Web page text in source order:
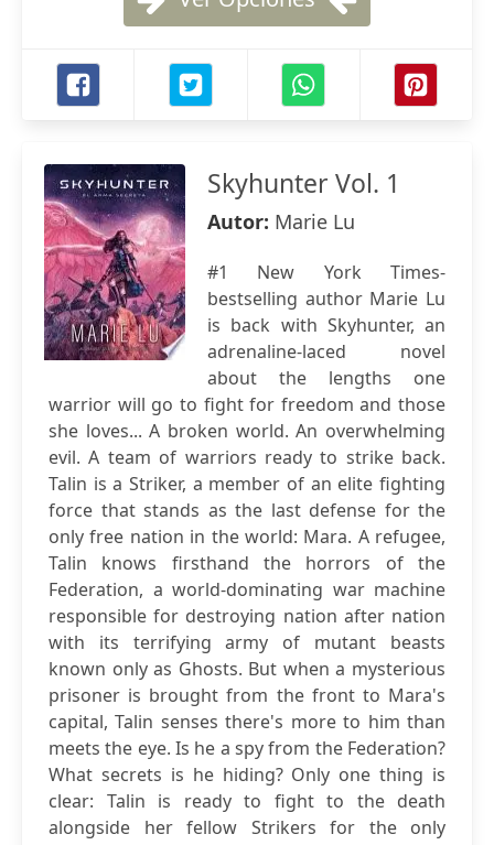
Skyhunter Vol. 1
Autor: Marie Lu
#1 New York Times-
bestselling author Marie Lu
is back with Skyhunter, an
adrenaline-laced novel
about the lengths one
warrior will go to fight for freedom and those
she loves... A broken world. An overwhelming
evil. A team of warriors ready to strike back.
Talin is a Striker, a member of an elite fighting
force that stands as the last defense for the
only free nation in the world: Mara. A refugee,
Talin knows firsthand the horrors of the
Federation, a world-dominating war machine
responsible for destroying nation after nation
with its terrifying army of mutant beasts
known only as Ghosts. But when a mysterious
prisoner is brought from the front to Mara's
capital, Talin senses there's more to him than
meets the eye. Is he a spy from the Federation?
What secrets is he hiding? Only one thing is
clear: Talin is ready to fight to the death
alongside her fellow Strikers for the only